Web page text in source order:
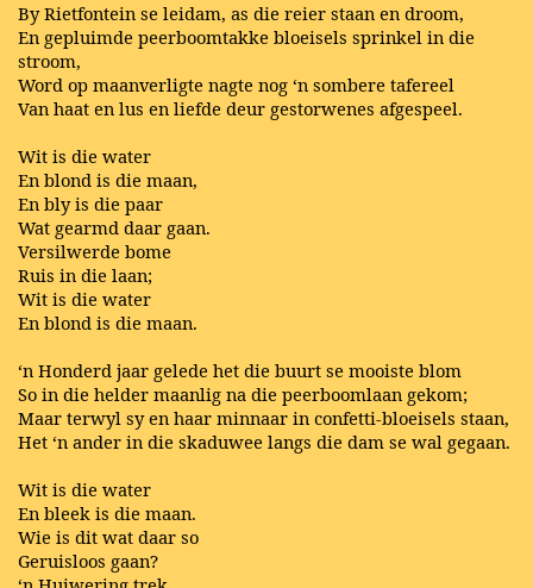
By Rietfontein se leidam, as die reier staan en droom,
En gepluimde peerboomtakke bloeisels sprinkel in die
stroom,
Word op maanverligte nagte nog ‘n sombere tafereel
Van haat en lus en liefde deur gestorwenes afgespeel.
Wit is die water
En blond is die maan,
En bly is die paar
Wat gearmd daar gaan.
Versilwerde bome
Ruis in die laan;
Wit is die water
En blond is die maan.
‘n Honderd jaar gelede het die buurt se mooiste blom
So in die helder maanlig na die peerboomlaan gekom;
Maar terwyl sy en haar minnaar in confetti-bloeisels staan,
Het ‘n ander in die skaduwee langs die dam se wal gegaan.
Wit is die water
En bleek is die maan.
Wie is dit wat daar so
Geruisloos gaan?